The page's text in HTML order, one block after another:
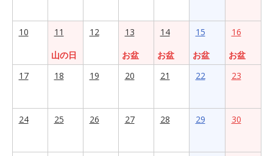
10
11
山の日
12
13
お盆
14
お盆
15
お盆
16
お盆
17
18 19 20 21 22 23
24 25 26 27 28 29 30